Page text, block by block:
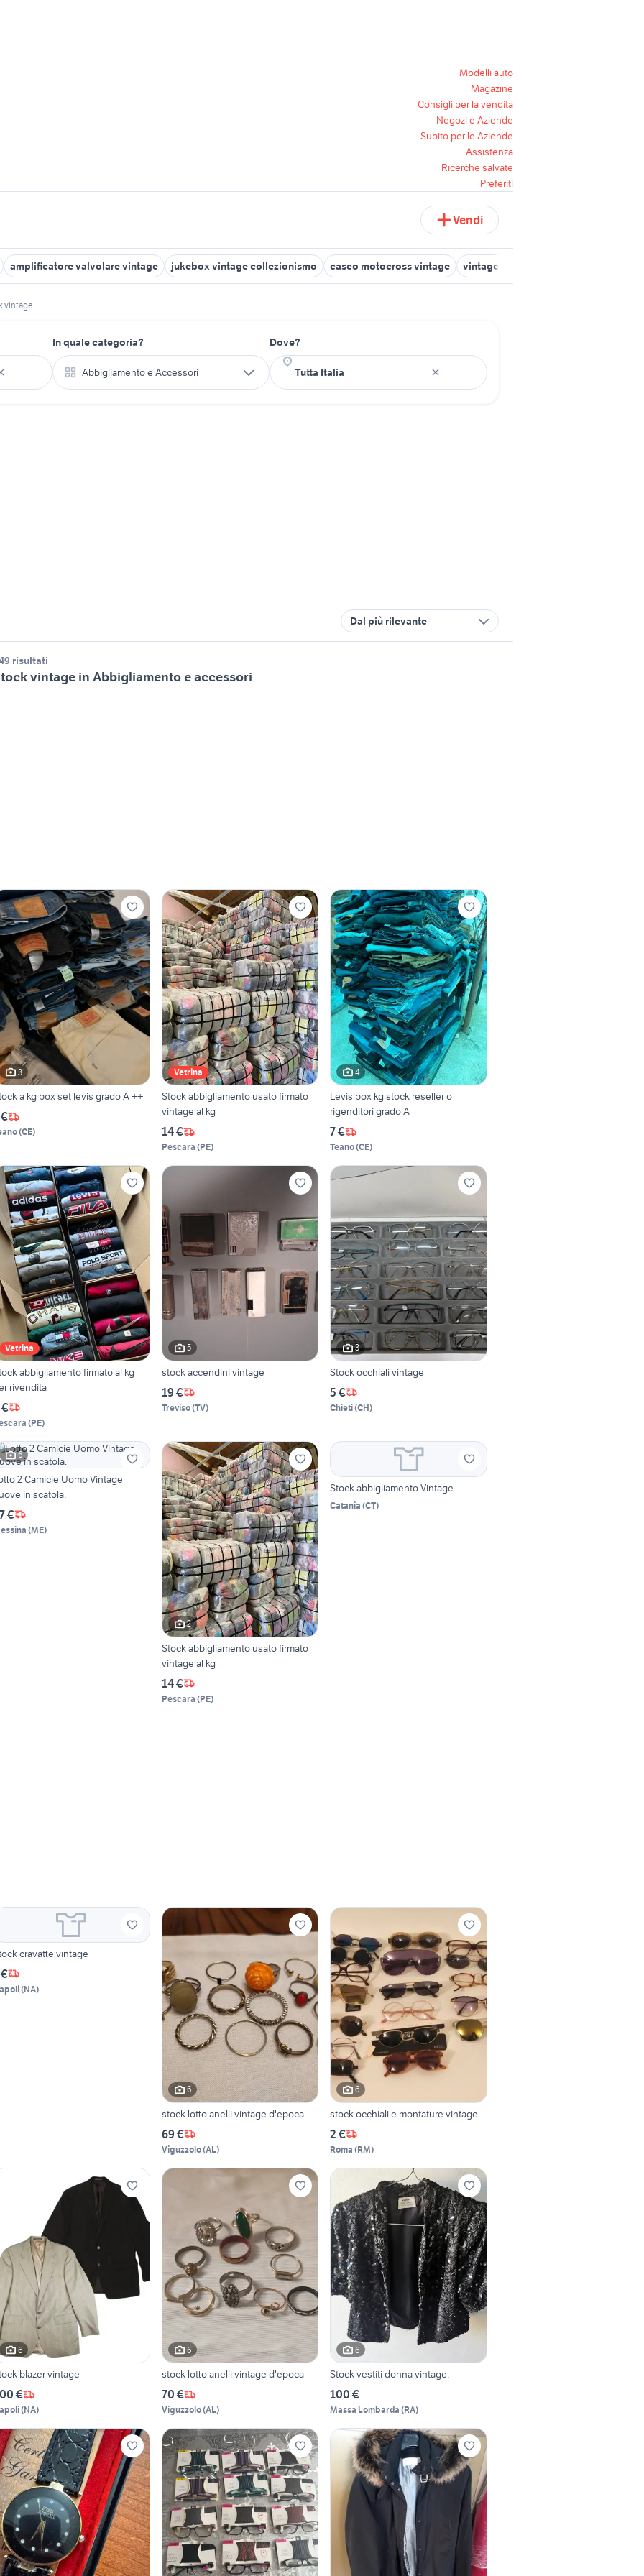
Modelli auto
Magazine
Consigli per la vendita
Negozi e Aziende
Subito per le Aziende
Assistenza
Ricerche salvate
Preferiti
Vendi
amplificatore valvolare vintage jukebox vintage collezionismo casco motocross vintage vintage motocross
vintage
In quale categoria?
Abbigliamento e Accessori
Dove?
Dal più rilevante
risultati
vintage in Abbigliamento e accessori
3
a kg box set levis grado A ++
(CE)
Vetrina
Stock abbigliamento usato firmato
vintage al kg
14 €
Pescara (PE)
4
Levis box kg stock reseller o
rigenditori grado A
7 €
Teano(CE)
Vetrina
abbigliamento firmato al kg
rivendita
(PE)
5
stock accendini vintage
19 €
Treviso(TV)
3
Stock occhiali vintage
5 €
Chieti(CH)
6
2 Camicie Uomo Vintage
in scatola.
€
(ME)
2
Stock abbigliamento usato firmato
vintage al kg
14 €
Pescara (PE)
Stock abbigliamento Vintage.
Catania (CT)
cravatte vintage
(NA)
6
stock lotto anelli vintage d'epoca
69 €
Viguzzolo(AL)
6
stock occhiali e montature vintage
2 €
Roma (RM)
6
blazer vintage
€
(NA)
6
stock lotto anelli vintage d'epoca
70 €
Viguzzolo(AL)
6
Stock vestiti donna vintage.
100 €
Massa Lombarda (RA)